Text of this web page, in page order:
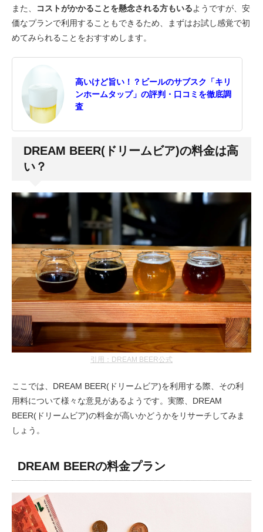
また、 コストがかかることを懸念される方もいるようですが、安
価なプランで利用することもできるため、まずはお試し感覚で初
めてみられることをおすすめします。
高いけど旨い！？ビールのサブスク「キリ
ンホームタップ」の評判・口コミを徹底調
査
DREAM BEER(ドリームビア)の料金は高
い？
引用：DREAM BEER公式
ここでは、DREAM BEER(ドリームビア)を利用する際、その利
用料について様々な意見があるようです。実際、DREAM
BEER(ドリームビア)の料金が高いかどうかをリサーチしてみま
しょう。
DREAM BEERの料金プラン